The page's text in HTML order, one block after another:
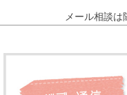
メール相談は